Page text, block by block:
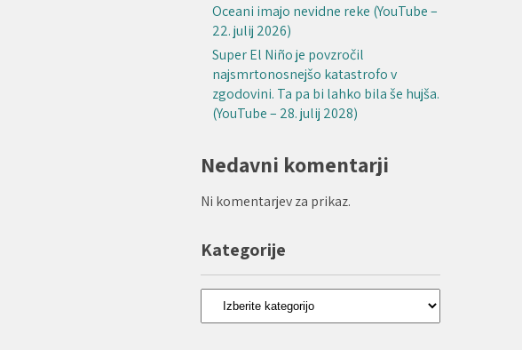
Oceani imajo nevidne reke (YouTube –
22. julij 2026)
Super El Niño je povzročil
najsmrtonosnejšo katastrofo v
zgodovini. Ta pa bi lahko bila še hujša.
(YouTube – 28. julij 2028)
Nedavni komentarji
Ni komentarjev za prikaz.
Kategorije
Kategorije